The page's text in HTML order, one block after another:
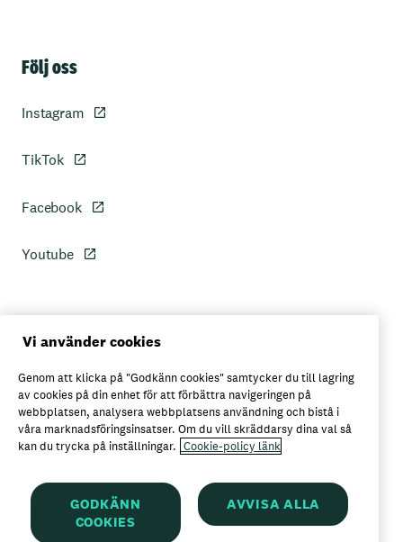
Följ oss
Instagram
TikTok
Facebook
Youtube
Personuppgiftspolicy
Axfoods integritetspolicy
Här kan du köpa Garant
Vi använder cookies
Genom att klicka på "Godkänn cookies" samtycker du till lagring
av cookies på din enhet för att förbättra navigeringen på
webbplatsen, analysera webbplatsens användning och bistå i
våra marknadsföringsinsatser. Om du vill skräddarsy dina val så
kan du trycka på inställningar. Cookie-policy länk
GODKÄNN
COOKIES
AVVISA ALLA